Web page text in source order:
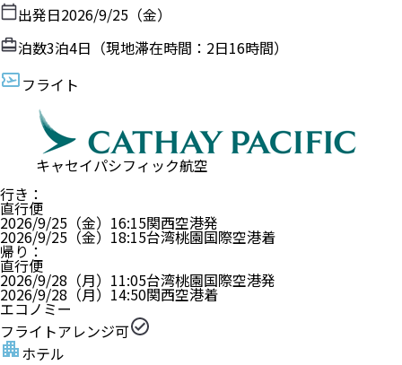
出発日2026/9/25（金）
泊数3泊4日（現地滞在時間： 2日16時間）
フライト
キャセイパシフィック航空
行き ：
直行便
2026/9/25（金） 16:15関西空港発
2026/9/25（金） 18:15台湾桃園国際空港着
帰り ：
直行便
2026/9/28（月） 11:05台湾桃園国際空港発
2026/9/28（月） 14:50関西空港着
エコノミー
フライトアレンジ可
ホテル